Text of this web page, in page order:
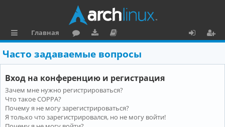
ы
л
к
и
Главная
ру
м
ру
зк
и
ку
м
е
н
та
о
и
Часто задаваемые вопросы
Вход на конференцию и регистрация
Зачем мне нужно регистрироваться?
Что такое COPPA?
Почему я не могу зарегистрироваться?
Я только что зарегистрировался, но не могу войти!